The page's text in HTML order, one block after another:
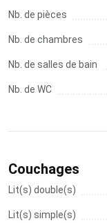
Nb. de pièces
Nb. de chambres
Nb. de salles de bain
Nb. de WC
Couchages
Lit(s) double(s)
Lit(s) simple(s)